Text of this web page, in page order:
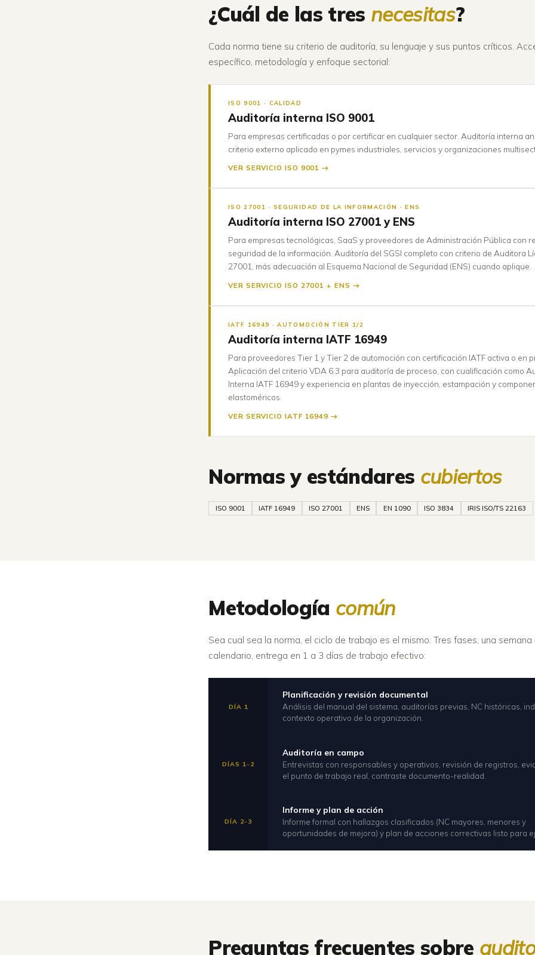
¿Cuál de las tres necesitas?
Cada norma tiene su criterio de auditoría, su lenguaje y sus puntos críticos.
específico, metodología y enfoque sectorial:
ISO 9001 · CALIDAD
Auditoría interna ISO 9001
Para empresas certificadas o por certificar en cualquier sector. Auditoría interna
criterio externo aplicado en pymes industriales, servicios y organizaciones
VER SERVICIO ISO 9001 →
ISO 27001 · SEGURIDAD DE LA INFORMACIÓN · ENS
Auditoría interna ISO 27001 y ENS
Para empresas tecnológicas, SaaS y proveedores de Administración Pública con
seguridad de la información. Auditoría del SGSI completo con criterio de Auditora
27001, más adecuación al Esquema Nacional de Seguridad (ENS) cuando aplique.
VER SERVICIO ISO 27001 + ENS →
IATF 16949 · AUTOMOCIÓN TIER 1/2
Auditoría interna IATF 16949
Para proveedores Tier 1 y Tier 2 de automoción con certificación IATF activa o en
Aplicación del criterio VDA 6.3 para auditoría de proceso, con cualificación como
Interna IATF 16949 y experiencia en plantas de inyección, estampación y
elastoméricos.
VER SERVICIO IATF 16949 →
Normas y estándares cubiertos
ISO 9001 IATF 16949 ISO 27001 ENS EN 1090 ISO 3834 IRIS ISO/TS 22163
Metodología común
Sea cual sea la norma, el ciclo de trabajo es el mismo. Tres fases, una semana
calendario, entrega en 1 a 3 días de trabajo efectivo:
DÍA 1
Planificación y revisión documental
Análisis del manual del sistema, auditorías previas, NC históricas,
contexto operativo de la organización.
DÍAS 1-2
Auditoría en campo
Entrevistas con responsables y operativos, revisión de registros,
el punto de trabajo real, contraste documento-realidad.
DÍA 2-3
Informe y plan de acción
Informe formal con hallazgos clasificados (NC mayores, menores y
oportunidades de mejora) y plan de acciones correctivas listo para
Preguntas frecuentes sobre